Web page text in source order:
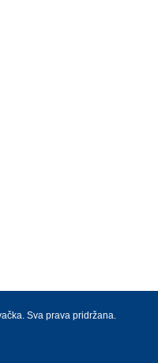
Sva prava pridržana.